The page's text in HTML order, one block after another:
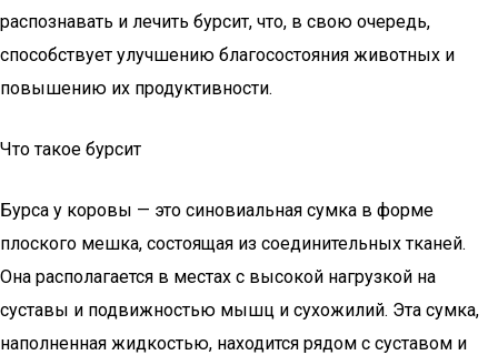
распознавать и лечить бурсит, что, в свою очередь,
способствует улучшению благосостояния животных и
повышению их продуктивности.
Что такое бурсит
Бурса у коровы — это синовиальная сумка в форме
плоского мешка, состоящая из соединительных тканей.
Она располагается в местах с высокой нагрузкой на
суставы и подвижностью мышц и сухожилий. Эта сумка,
наполненная жидкостью, находится рядом с суставом и